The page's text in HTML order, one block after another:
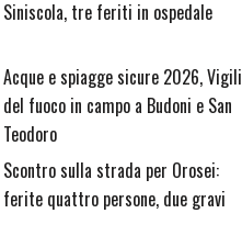
Siniscola, tre feriti in ospedale
Acque e spiagge sicure 2026, Vigili
del fuoco in campo a Budoni e San
Teodoro
Scontro sulla strada per Orosei:
ferite quattro persone, due gravi